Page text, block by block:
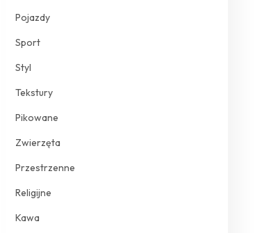
Pojazdy
Sport
Styl
Tekstury
Pikowane
Zwierzęta
Przestrzenne
Religijne
Kawa